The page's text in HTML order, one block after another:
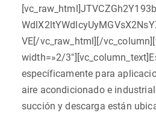
VE[/vc_raw_html][/
width=»2/
específicamente para
aire acondicionado e
succión y descarga están